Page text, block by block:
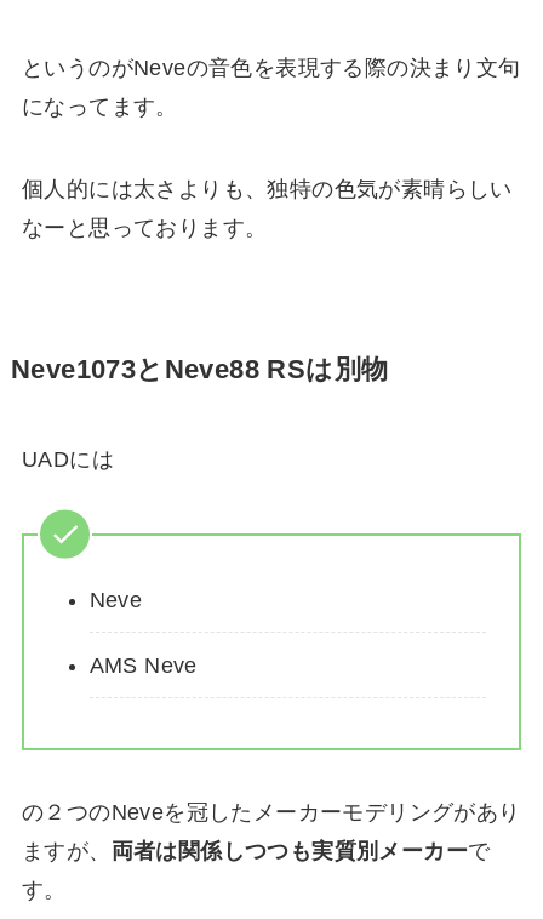
というのがNeveの音色を表現する際の決まり文句
になってます。
個人的には太さよりも、独特の色気が素晴らしい
なーと思っております。
Neve1073とNeve88 RSは別物
UADには
Neve
AMS Neve
の２つのNeveを冠したメーカーモデリングがあり
ますが、 両者は関係しつつも実質別メーカーで
す。